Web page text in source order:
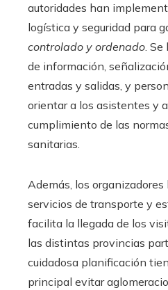
autoridades han
logística y seguridad para
controlado y ordenado. Se
de información,
entradas y salidas, y
orientar a los asistentes y
cumplimiento de las
sanitarias.
Además, los
servicios de transporte y
facilita la llegada de los
las distintas provincias
cuidadosa planificación
principal evitar